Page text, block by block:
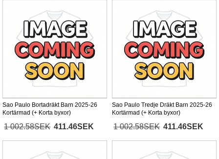
Sao Paulo Bortadräkt Barn 2025-26
Kortärmad (+ Korta byxor)
1 002.58SEK 411.46SEK
Sao Paulo Tredje Dräkt Barn 2025-26
Kortärmad (+ Korta byxor)
1 002.58SEK 411.46SEK